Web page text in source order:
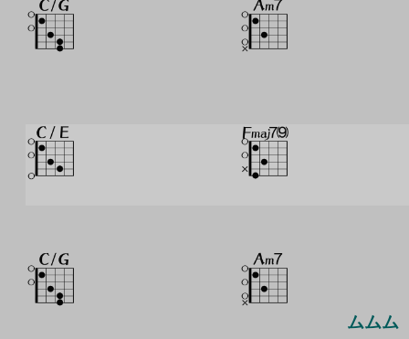
ムムム